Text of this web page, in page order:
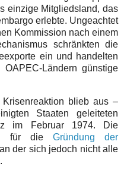
einzige Mitgliedsland, das
erlebte. Ungeachtet
Kommission nach einem
schränkten die
ein und handelten
Ländern günstige
blieb aus –
Staaten geleiteten
im Februar 1974. Die
für die Gründung der
der sich jedoch nicht alle